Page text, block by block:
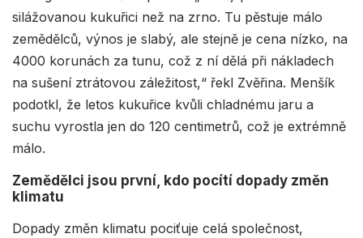
silážovanou kukuřici než na zrno. Tu pěstuje málo
zemědělců, výnos je slabý, ale stejně je cena nízko, na
4000 korunách za tunu, což z ní dělá při nákladech
na sušení ztrátovou záležitost,“ řekl Zvěřina. Menšík
podotkl, že letos kukuřice kvůli chladnému jaru a
suchu vyrostla jen do 120 centimetrů, což je extrémně
málo.
Zemědělci jsou první, kdo pocítí dopady změn
klimatu
Dopady změn klimatu pociťuje celá společnost,